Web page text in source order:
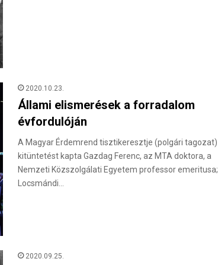
2020.10.23.
Állami elismerések a forradalom
évfordulóján
A Magyar Érdemrend tisztikeresztje (polgári tagozat)
kitüntetést kapta Gazdag Ferenc, az MTA doktora, a
Nemzeti Közszolgálati Egyetem professor emeritusa;
Locsmándi…
2020.09.25.